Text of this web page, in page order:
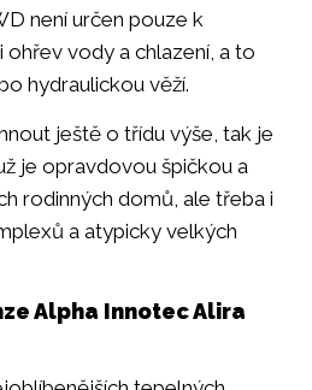
není určen pouze k
ohřev vody a chlazení, a to
hydraulickou věží.
ještě o třídu výše, tak je
je opravdovou špičkou a
rodinných domů, ale třeba i
a atypicky velkých
Alpha Innotec Alira